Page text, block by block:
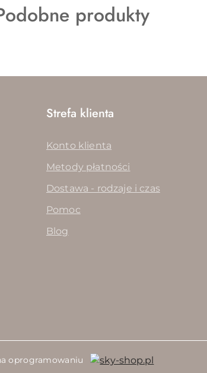
produkty
Strefa klienta
Konto klienta
Metody płatności
Dostawa - rodzaje i czas
Pomoc
Blog
oprogramowaniu